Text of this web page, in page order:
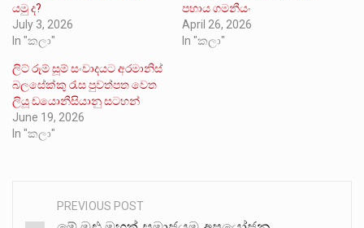
යමු ද?
July 3, 2026
In "කලා"
පහාය ගමනීයං
April 26, 2026
In "කලා"
ලිට් රූම් සූම් සංවාදයට අරමානිස්
බලසේක්කු රැස පුවත්පත වෙත
ලියූ ඩයොනීසියානු සටහන්
June 19, 2026
In "කලා"
PostPREVIOUS POST